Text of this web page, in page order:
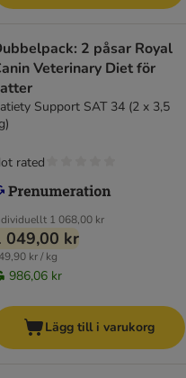
2 påsar Royal
Veterinary Diet för
Support SAT 34 (2 x 3,5
1 068,00 kr
049,00 kr
kr / kg
986,06 kr
rated
Lägg till i varukorg